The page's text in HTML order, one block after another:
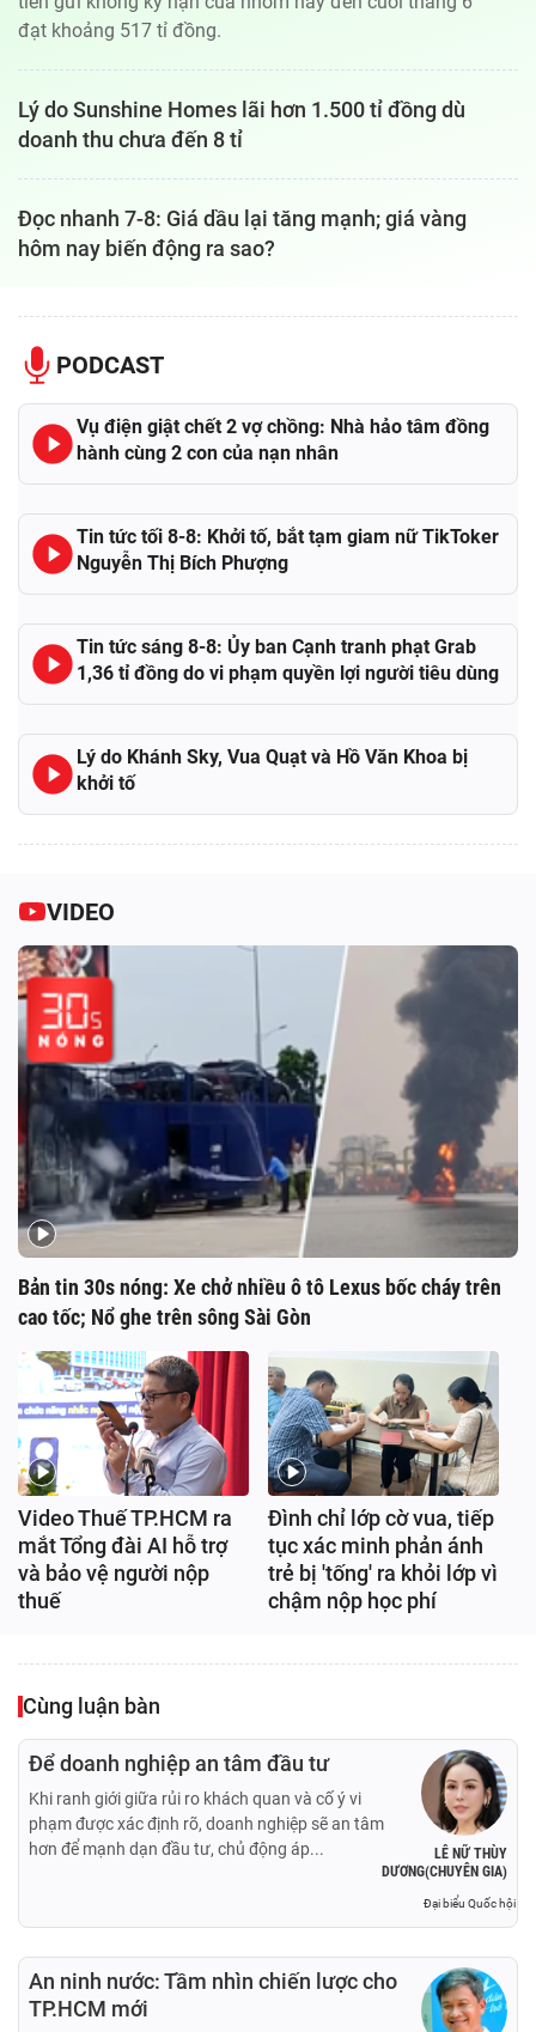
đạt khoảng 517 tỉ đồng.
Lý do Sunshine Homes lãi hơn 1.500 tỉ đồng dù
doanh thu chưa đến 8 tỉ
Đọc nhanh 7-8: Giá dầu lại tăng mạnh; giá vàng
hôm nay biến động ra sao?
PODCAST
Vụ điện giật chết 2 vợ chồng: Nhà hảo tâm đồng
hành cùng 2 con của nạn nhân
Tin tức tối 8-8: Khởi tố, bắt tạm giam nữ TikToker
Nguyễn Thị Bích Phượng
Tin tức sáng 8-8: Ủy ban Cạnh tranh phạt Grab
1,36 tỉ đồng do vi phạm quyền lợi người tiêu dùng
Lý do Khánh Sky, Vua Quạt và Hồ Văn Khoa bị
khởi tố
VIDEO
Bản tin 30s nóng: Xe chở nhiều ô tô Lexus bốc cháy trên
cao tốc; Nổ ghe trên sông Sài Gòn
Video Thuế TP.HCM ra
mắt Tổng đài AI hỗ trợ
và bảo vệ người nộp
thuế
Đình chỉ lớp cờ vua, tiếp
tục xác minh phản ánh
trẻ bị 'tống' ra khỏi lớp vì
chậm nộp học phí
Cùng luận bàn
LÊ NỮ THÙY
DƯƠNG(CHUYÊN GIA)
Đại biểu Quốc hội
Để doanh nghiệp an tâm đầu tư
Khi ranh giới giữa rủi ro khách quan và cố ý vi
phạm được xác định rõ, doanh nghiệp sẽ an tâm
hơn để mạnh dạn đầu tư, chủ động áp...
An ninh nước: Tầm nhìn chiến lược cho
TP.HCM mới